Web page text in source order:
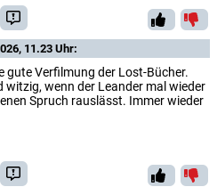
11.23 Uhr:
gute Verfilmung der Lost-Bücher.
witzig, wenn der Leander mal wieder
Spruch rauslässt. Immer wieder